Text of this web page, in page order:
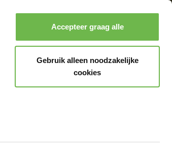
Accepteer graag alle
Gebruik alleen noodzakelijke
cookies
Boeken Menu